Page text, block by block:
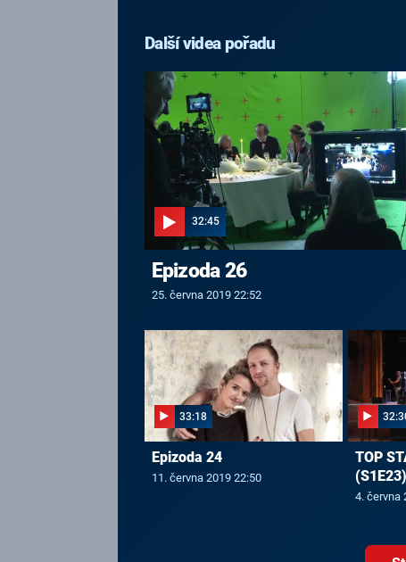
Další videa pořadu
32:45
Epizoda 26
25. června 2019 22:52
33:18
Epizoda 24
11. června 2019 22:50
TOP
(S1E23)
4. června